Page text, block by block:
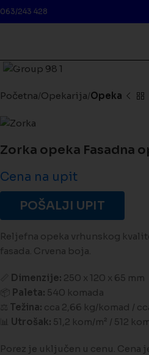
063/243 428
Početna Opekarija Opeka
Zorka opeka Fasadna
Cena na upit
POŠALJI UPIT
Reljefna opeka vrhunskog
fasada. Crvena boja.
Dimenzije: 250 x 120 x 65 mm
📦 Paleta: 540 komada
⚖️ Težina: cca 2,66 kg/komad /
📊 Utrošak: 51,2 kom/m² / 512
Porez je uključen u cenu. Cena